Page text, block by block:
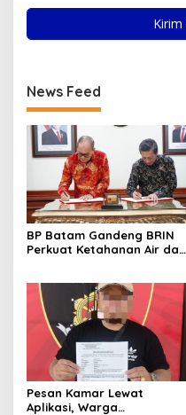
News Feed
BP Batam Gandeng BRIN
Perkuat Ketahanan Air dan
Pesan Kamar Lewat
Aplikasi, Warga